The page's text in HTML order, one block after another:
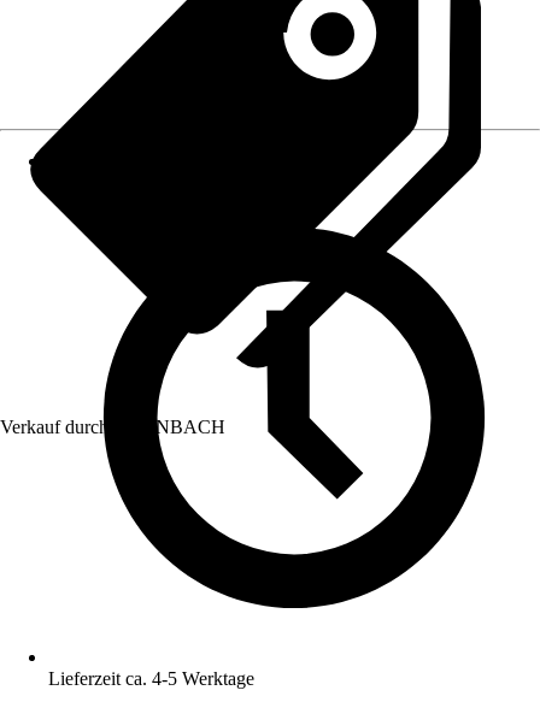
Verkauf durch: HORNBACH
Lieferzeit ca. 4-5 Werktage